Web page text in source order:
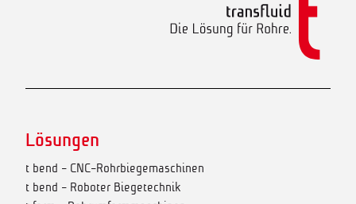
Lösungen
t bend - CNC-Rohrbiegemaschinen
t bend - Roboter Biegetechnik